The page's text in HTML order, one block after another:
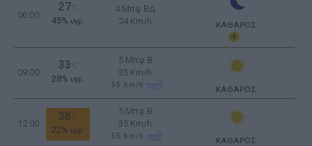
06:00
27
45% υγρ.
4 Μπφ ΒΔ
24 Km/h
ΚΑΘΑΡΟΣ
09:00
33
28% υγρ.
5 Μπφ B
35 Km/h
55 km/h ΚΑΘΑΡΟΣ
12:00
38
22% υγρ.
5 Μπφ B
35 Km/h
55 km/h ΚΑΘΑΡΟΣ